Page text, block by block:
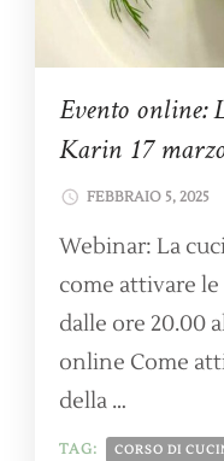
Evento online:
Karin 17
FEBBRAIO 5, 2025
Webinar: La
come attivare le
dalle ore 20.00
online Come
della …
TAG: CORSO DI